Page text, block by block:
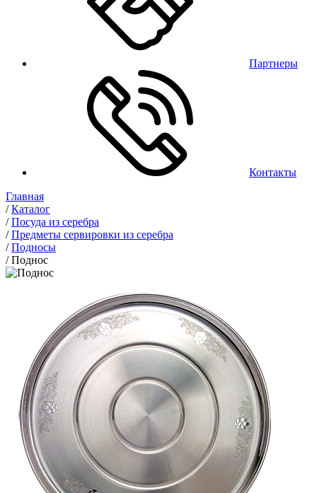
Партнеры
Контакты
Главная
/Каталог
/Посуда из серебра
/Предметы сервировки из серебра
/Подносы
/Поднос